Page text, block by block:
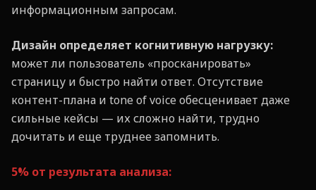
информационным запросам.
Дизайн определяет когнитивную нагрузку:
может ли пользователь «просканировать»
страницу и быстро найти ответ. Отсутствие
контент-плана и tone of voice обесценивает даже
сильные кейсы — их сложно найти, трудно
дочитать и еще труднее запомнить.
5% от результата анализа: